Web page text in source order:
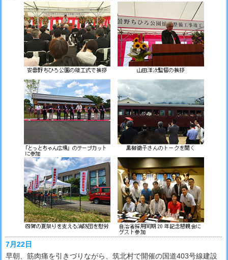
7月22日
早朝、筋肉痛を引きづりながら、筑北村で開催の国道403号線建設